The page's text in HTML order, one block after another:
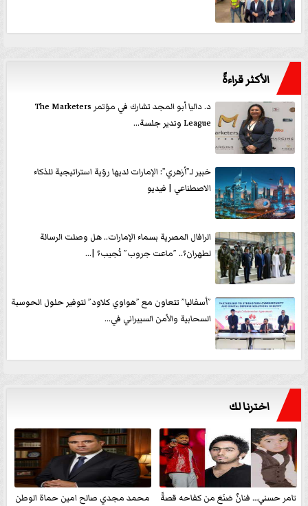
الأكثر قراءةً
د. داليا أبو المجد تشارك في مؤتمر The Marketers
League وتدير جلسة...
خبير لـ”أزهري”: الإمارات لديها رؤية استراتيجية للذكاء
الاصطناعي | فيديو
الرافال المصرية بسماء الإمارات.. هل وصلت الرسالة
لطهران؟.. ”ماعت جروب” تُجيب؟ |...
”أسفاليا” تتعاون مع ”هواوي كلاود” لتوفير حلول الحوسبة
السحابية والأمن السيبراني في...
اخترنا لك
تامر حسني… فنانٌ صَنَعَ من كفاحه قصةً
محمد مجدي صالح امين حماة الوطن